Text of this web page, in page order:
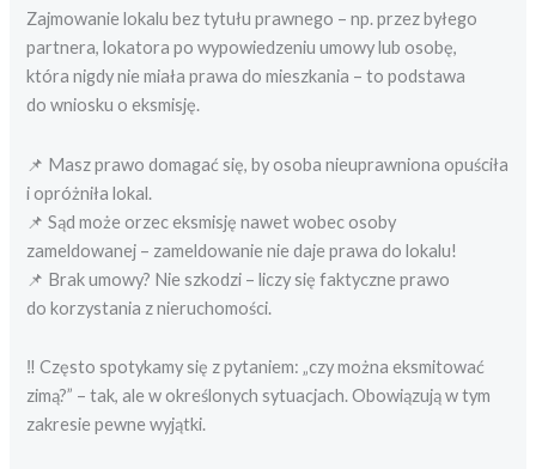
Zajmowanie lokalu bez tytułu prawnego – np. przez byłego
partnera, lokatora po wypowiedzeniu umowy lub osobę,
która nigdy nie miała prawa do mieszkania – to podstawa
do wniosku o eksmisję.
📌 Masz prawo domagać się, by osoba nieuprawniona opuściła
i opróżniła lokal.
📌 Sąd może orzec eksmisję nawet wobec osoby
zameldowanej – zameldowanie nie daje prawa do lokalu!
📌 Brak umowy? Nie szkodzi – liczy się faktyczne prawo
do korzystania z nieruchomości.
‼️ Często spotykamy się z pytaniem: „czy można eksmitować
zimą?” – tak, ale w określonych sytuacjach. Obowiązują w tym
zakresie pewne wyjątki.